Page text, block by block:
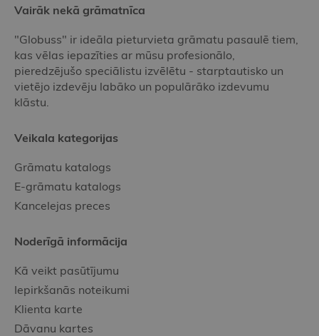
Vairāk nekā grāmatnīca
"Globuss" ir ideāla pieturvieta grāmatu pasaulē tiem,
kas vēlas iepazīties ar mūsu profesionālo,
pieredzējušo speciālistu izvēlētu - starptautisko un
vietējo izdevēju labāko un populārāko izdevumu
klāstu.
Veikala kategorijas
Grāmatu katalogs
E-grāmatu katalogs
Kancelejas preces
Noderīgā informācija
Kā veikt pasūtījumu
Iepirkšanās noteikumi
Klienta karte
Dāvanu kartes